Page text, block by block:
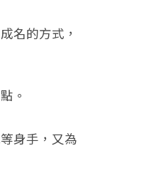
名的方式，
。
身手，又為